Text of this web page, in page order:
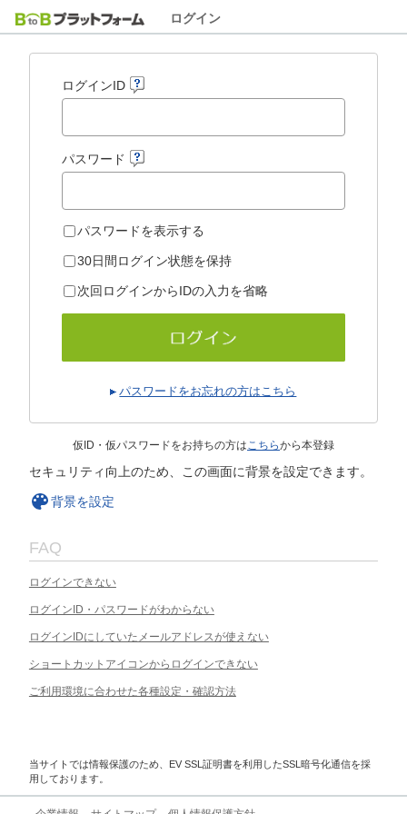
ログイン
ログインID
パスワード
パスワードを表示する
30日間ログイン状態を保持
次回ログインからIDの入力を省略
パスワードをお忘れの方はこちら
仮ID・仮パスワードをお持ちの方はこちらから本登録
セキュリティ向上のため、この画面に背景を設定できます。
背景を設定
FAQ
ログインできない
ログインID・パスワードがわからない
ログインIDにしていたメールアドレスが使えない
ショートカットアイコンからログインできない
ご利用環境に合わせた各種設定・確認方法
当サイトでは情報保護のため、EV SSL証明書を利用したSSL暗号化通信を採
用しております。